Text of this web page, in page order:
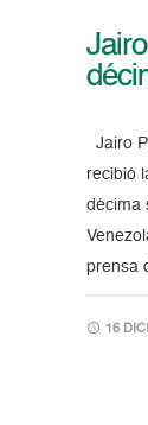
Jairo
recibió
décima
prensa
16